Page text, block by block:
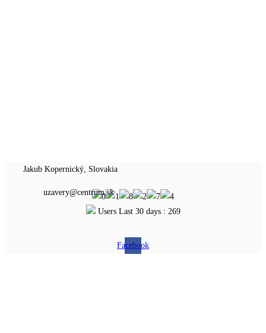
Jakub Kopernický, Slovakia
uzavery@centrum.sk
Users Last 30 days : 269
Facebook